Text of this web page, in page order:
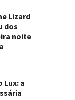
Lizard
dos
noite
Lux: a